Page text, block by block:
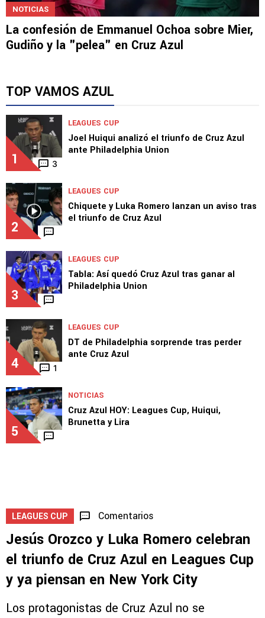
NOTICIAS
La confesión de Emmanuel Ochoa sobre Mier,
Gudiño y la "pelea" en Cruz Azul
TOP VAMOS AZUL
1 3
LEAGUES CUP
Joel Huiqui analizó el triunfo de Cruz Azul
ante Philadelphia Union
2
LEAGUES CUP
Chiquete y Luka Romero lanzan un aviso tras
el triunfo de Cruz Azul
3
LEAGUES CUP
Tabla: Así quedó Cruz Azul tras ganar al
Philadelphia Union
4 1
LEAGUES CUP
DT de Philadelphia sorprende tras perder
ante Cruz Azul
5
NOTICIAS
Cruz Azul HOY: Leagues Cup, Huiqui,
Brunetta y Lira
LEAGUES CUP Comentarios
Jesús Orozco y Luka Romero celebran
el triunfo de Cruz Azul en Leagues Cup
y ya piensan en New York City
Los protagonistas de Cruz Azul no se